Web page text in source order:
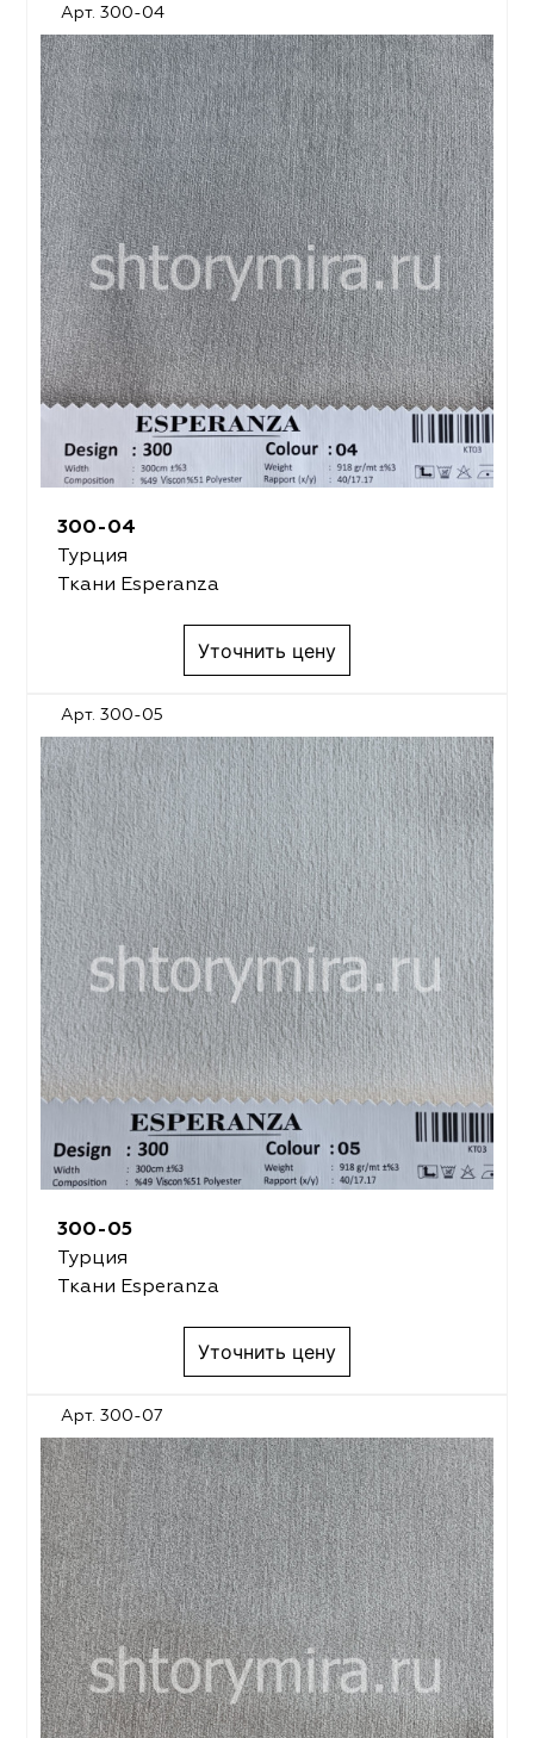
Арт. 300-04
300-04
Турция
Ткани Esperanza
Уточнить цену
Арт. 300-05
300-05
Турция
Ткани Esperanza
Уточнить цену
Арт. 300-07